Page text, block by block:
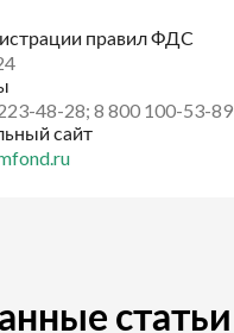
правил ФДС
48-28; 8 800 100-53-89
сайт
статьи